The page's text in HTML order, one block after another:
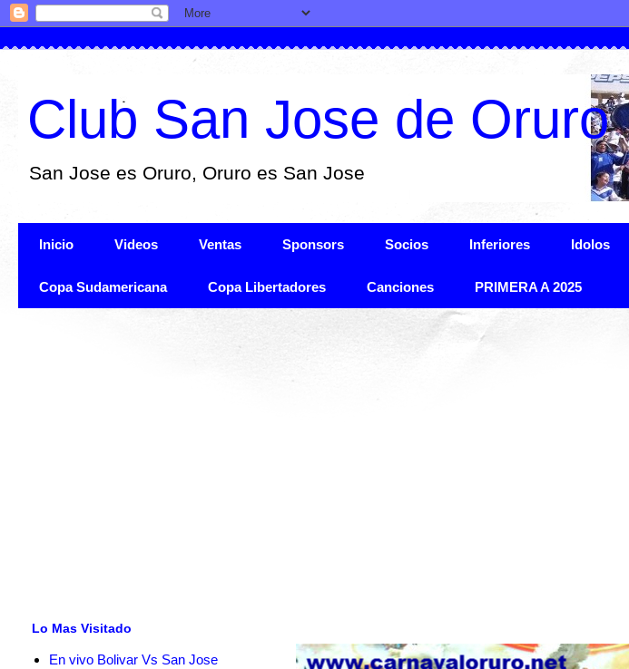
Club San Jose de Oruro
San Jose es Oruro, Oruro es San Jose
Inicio Videos Ventas Sponsors Socios Inferiores Idolos
Copa Sudamericana Copa Libertadores Canciones PRIMERA A 2025
Lo Mas Visitado
En vivo Bolivar Vs San Jose